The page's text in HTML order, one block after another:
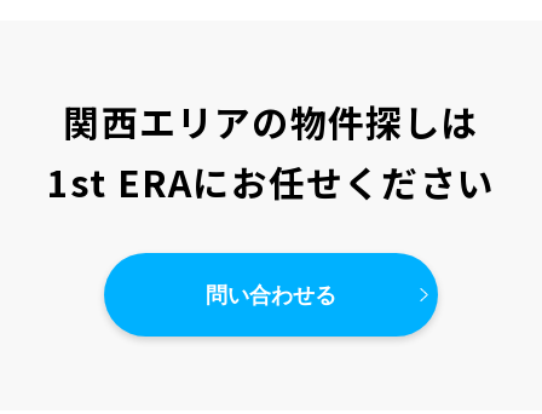
関西エリアの物件探しは
1st ERAにお任せください
問い合わせる